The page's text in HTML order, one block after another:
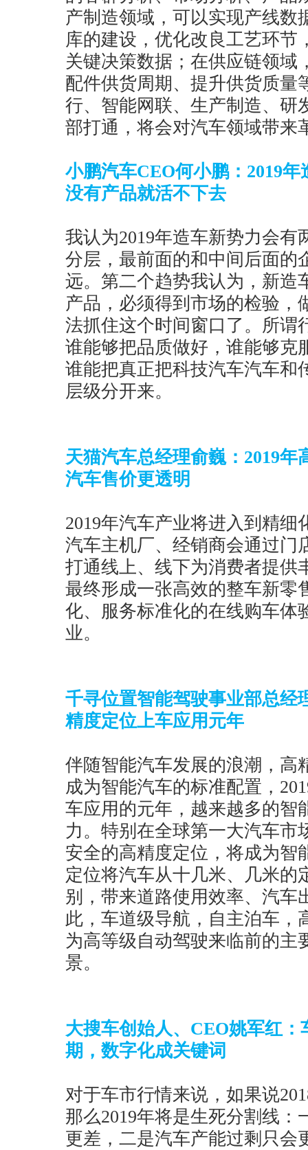
产制造领域，可以实现产线数
库的建设，优化改良工艺环节
关键决策数据；在供应链领域
配件供货周期、提升供货质量
行、智能网联、生产制造、研
部打通，将会对汽车领域带来
小鹏汽车CEO何小鹏：2019
没有产品就活不下去
我认为2019年造车新势力会有
分层，最前面的和中间后面的
远。第二个趋势我认为，新造
产品，必须得到市场的检验，
法抓住这个时间窗口了。所谓
谁能够把品质做好，谁能够克
谁能把真正把科技汽车汽车和
层级分开来。
天猫汽车总经理俞巍：2019
汽车售价更透明
2019年汽车产业将进入到精细
汽车主机厂、经销商会通过门
打通线上、线下为消费者提供
最终形成一张高效的整车新零
化、服务标准化的在线购车体
业。
千寻位置智能驾驶事业部总经
精度定位上车应用元年
伴随智能汽车发展的浪潮，高
成为智能汽车的标准配置，
车应用的元年，越来越多的智
力。特别在全球第一大汽车市
安全的高精度定位，将成为智
定位将汽车从十几米、几米的
别，带来道路使用效率、汽车
此，车道级导航，自主泊车，
为高等级自动驾驶来临前的主
景。
大搜车创始人、CEO姚军红
期，数字化成关键词
对于车市行情来说，如果说
那么2019年将是生死分割线：
更差，二是汽车产能过剩只会